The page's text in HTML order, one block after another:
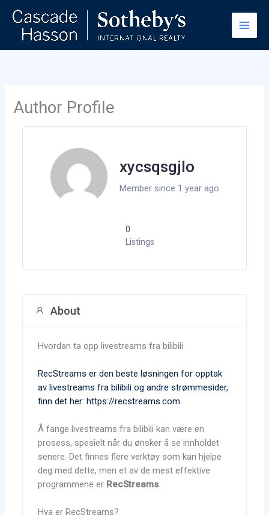
content
Author Profile
xycsqsgjlo
Member since 1 year ago
0
Listings
About
Hvordan ta opp livestreams fra bilibili
RecStreams er den beste løsningen for opptak
av livestreams fra bilibili og andre strømmesider,
finn det her: https://recstreams.com
Å fange livestreams fra bilibili kan være en
prosess, spesielt når du ønsker å se innholdet
senere. Det finnes flere verktøy som kan hjelpe
deg med dette, men et av de mest effektive
programmene er RecStreams.
Hva er RecStreams?